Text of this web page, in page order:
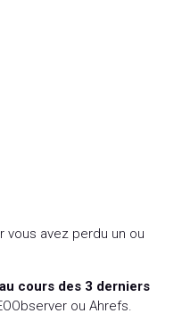
avez perdu un ou
cours des 3 derniers
ou Ahrefs.